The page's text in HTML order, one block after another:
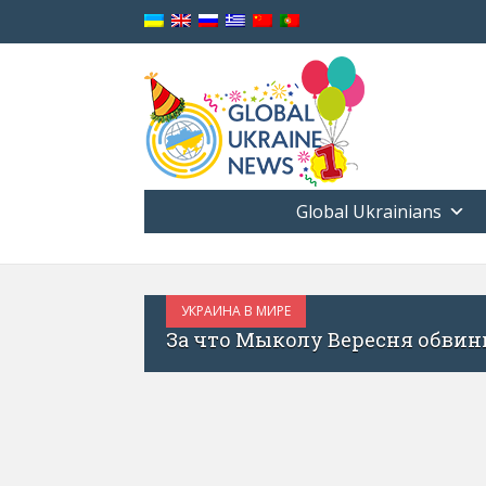
Global Ukrainians
обвинили в антиукраинской позиции?